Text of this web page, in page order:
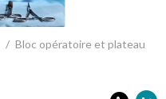
/ Bloc opératoire et plateau